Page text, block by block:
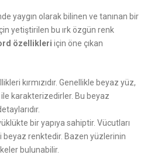
yaygın olarak bilinen ve tanınan bir
yetiştirilen bu ırk özgün renk
özellikleri için öne çıkan
kırmızıdır. Genellikle beyaz yüz,
karakterizedirler. Bu beyaz
bir yapıya sahiptir. Vücutları
beyaz renktedir. Bazen yüzlerinin
bulunabilir.